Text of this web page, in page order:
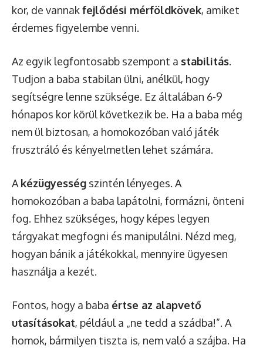
kor, de vannakfejlődési mérföldkövek, amiket
érdemes figyelembe venni.
Az egyik legfontosabb szempont a stabilitás.
Tudjon a baba stabilan ülni, anélkül, hogy
segítségre lenne szüksége. Ez általában 6-9
hónapos kor körül következik be. Ha a baba még
nem ül biztosan, a homokozóban való játék
frusztráló és kényelmetlen lehet számára.
A kézügyesség szintén lényeges. A
homokozóban a baba lapátolni, formázni, önteni
fog. Ehhez szükséges, hogy képes legyen
tárgyakat megfogni és manipulálni. Nézd meg,
hogyan bánik a játékokkal, mennyire ügyesen
használja a kezét.
Fontos, hogy a baba értse az alapvető
utasításokat, például a „ne tedd a szádba!”. A
homok, bármilyen tiszta is, nem való a szájba. Ha